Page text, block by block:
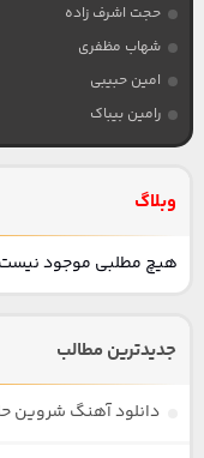
حجت اشرف زاده
شهاب مظفری
امین حبیبی
رامین بیباک
وبلاگ
هیچ مطلبی موجود
جدیدترین مطالب
دانلود آهنگ شروین